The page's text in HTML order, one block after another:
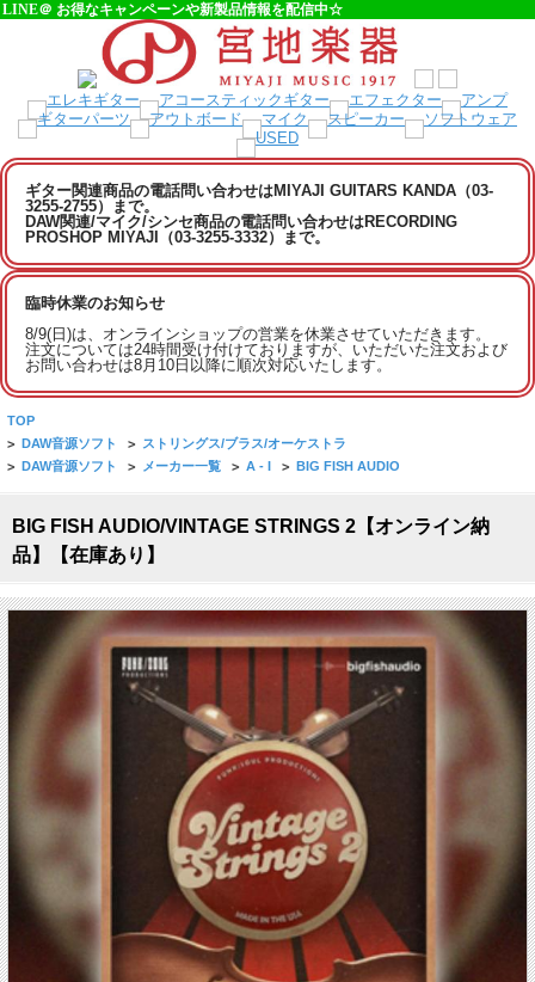
LINE＠ お得なキャンペーンや新製品情報を配信中☆
ギター関連商品の電話問い合わせはMIYAJI GUITARS KANDA（03-
3255-2755）まで。
DAW関連/マイク/シンセ商品の電話問い合わせはRECORDING
PROSHOP MIYAJI（03-3255-3332）まで。
臨時休業のお知らせ
8/9(日)は、オンラインショップの営業を休業させていただきます。
注文については24時間受け付けておりますが、いただいた注文および
お問い合わせは8月10日以降に順次対応いたします。
TOP
> DAW音源ソフト > ストリングス/ブラス/オーケストラ
> DAW音源ソフト > メーカー一覧 > A - I > BIG FISH AUDIO
BIG FISH AUDIO/VINTAGE STRINGS 2【オンライン納
品】【在庫あり】